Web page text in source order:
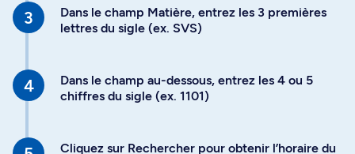
Dans le champ Matière, entrez les 3 premières
lettres du sigle (ex. SVS)
Dans le champ au-dessous, entrez les 4 ou 5
chiffres du sigle (ex. 1101)
Cliquez sur Rechercher pour obtenir l’horaire du